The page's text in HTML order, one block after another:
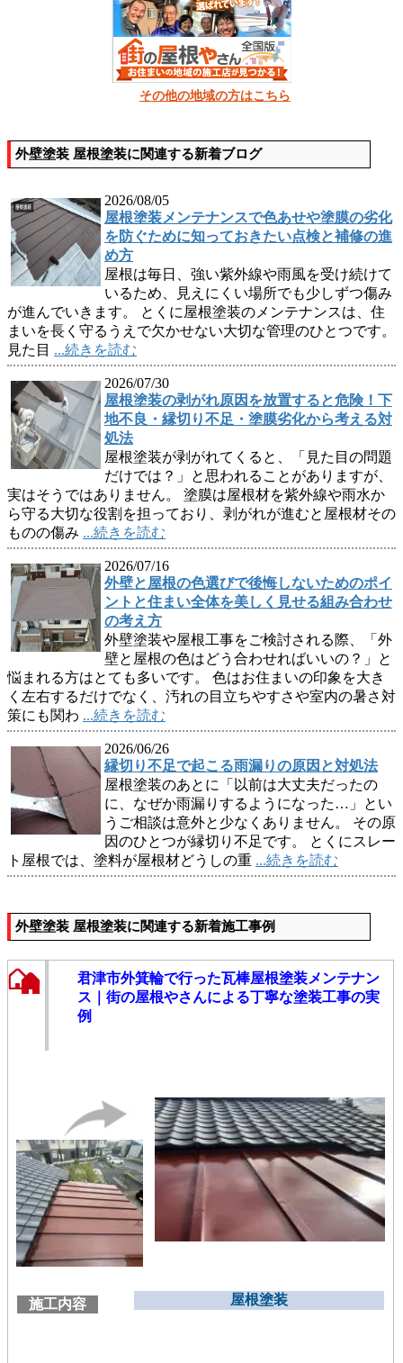
その他の地域の方はこちら
外壁塗装 屋根塗装に関連する新着ブログ
2026/08/05
屋根塗装メンテナンスで色あせや塗膜の劣化
を防ぐために知っておきたい点検と補修の進
め方
屋根は毎日、強い紫外線や雨風を受け続けて
いるため、見えにくい場所でも少しずつ傷み
が進んでいきます。 とくに屋根塗装のメンテナンスは、住
まいを長く守るうえで欠かせない大切な管理のひとつです。
見た目 ...続きを読む
2026/07/30
屋根塗装の剥がれ原因を放置すると危険！下
地不良・縁切り不足・塗膜劣化から考える対
処法
屋根塗装が剥がれてくると、「見た目の問題
だけでは？」と思われることがありますが、
実はそうではありません。 塗膜は屋根材を紫外線や雨水か
ら守る大切な役割を担っており、剥がれが進むと屋根材その
ものの傷み ...続きを読む
2026/07/16
外壁と屋根の色選びで後悔しないためのポイ
ントと住まい全体を美しく見せる組み合わせ
の考え方
外壁塗装や屋根工事をご検討される際、「外
壁と屋根の色はどう合わせればいいの？」と
悩まれる方はとても多いです。 色はお住まいの印象を大き
く左右するだけでなく、汚れの目立ちやすさや室内の暑さ対
策にも関わ ...続きを読む
2026/06/26
縁切り不足で起こる雨漏りの原因と対処法
屋根塗装のあとに「以前は大丈夫だったの
に、なぜか雨漏りするようになった…」とい
うご相談は意外と少なくありません。 その原
因のひとつが縁切り不足です。 とくにスレー
ト屋根では、塗料が屋根材どうしの重 ...続きを読む
外壁塗装 屋根塗装に関連する新着施工事例
君津市外箕輪で行った瓦棒屋根塗装メンテナン
ス｜街の屋根やさんによる丁寧な塗装工事の実
例
施工内容 屋根塗装